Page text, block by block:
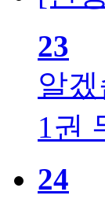
23
알
1권
24